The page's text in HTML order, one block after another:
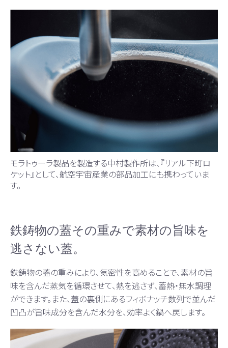
モラトゥーラ製品を製造する中村製作所は、『リアル下町ロ
ケット』として、航空宇宙産業の部品加工にも携わっていま
す。
鉄鋳物の蓋その重みで素材の旨味を
逃さない蓋。
鉄鋳物の蓋の重みにより、気密性を高めることで、素材の旨
味を含んだ蒸気を循環させて、熱を逃さず、蓄熱・無水調理
ができます。また、蓋の裏側にあるフィボナッチ数列で並んだ
凹凸が旨味成分を含んだ水分を、効率よく鍋へ戻します。